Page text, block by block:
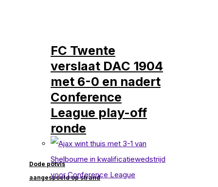
Dode potvis
aangespoeld op strand
FC Twente
verslaat DAC 1904
met 6-0 en nadert
Conference
League play-off
ronde